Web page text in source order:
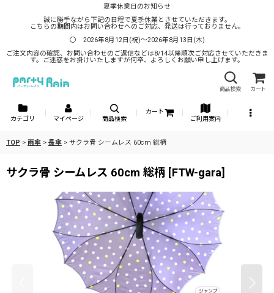
夏季休業日のお知らせ
誠に勝手ながら下記の日程で夏季休業とさせていただきます。
こちらの期間内はお問い合わせへのご対応、発送は行っておりません。
〇 2026年8月12日(祝)～2026年8月13日(木)
ご注文内容の確認、お問い合わせのご返信などは8/14以降順次ご対応させていただきま
す。ご迷惑をお掛けいたしますが何卒、よろしくお願い申し上げます。
商品検索 カート
カテゴリ マイページ 商品検索
カート
ご利用案内
TOP > 雨傘 > 長傘 > サクラ骨 シームレス 60cm 総柄
サクラ骨 シームレス 60cm 総柄 [FTW-gara]